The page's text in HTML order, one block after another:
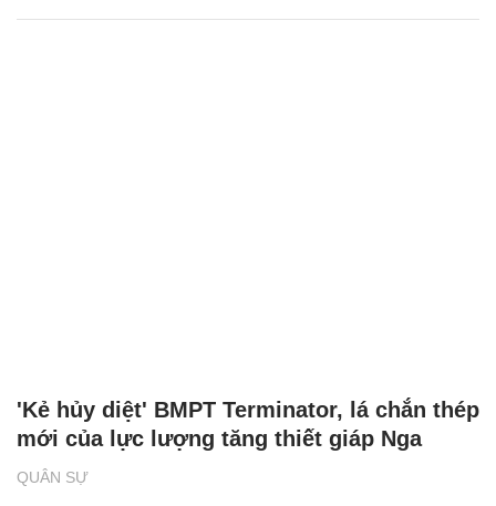
QUÂN SỰ
'Kẻ hủy diệt' BMPT Terminator, lá chắn thép
mới của lực lượng tăng thiết giáp Nga